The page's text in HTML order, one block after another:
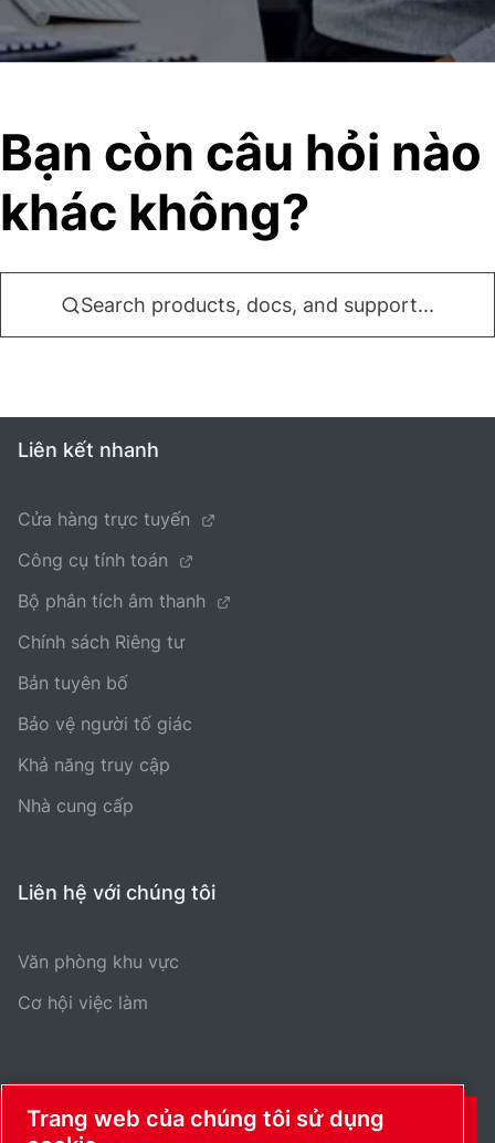
Bạn còn câu hỏi nào
khác không?
Search products, docs, and support...
Liên kết nhanh
Cửa hàng trực tuyến
Công cụ tính toán
Bộ phân tích âm thanh
Chính sách Riêng tư
Bản tuyên bố
Bảo vệ người tố giác
Khả năng truy cập
Nhà cung cấp
Liên hệ với chúng tôi
Văn phòng khu vực
Cơ hội việc làm
THÔNG TIN LIÊN HỆ
Trang web của chúng tôi sử dụng